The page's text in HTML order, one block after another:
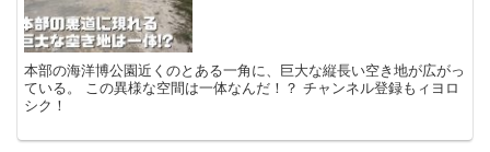
本部の海洋博公園近くのとある一角に、巨大な縦長い空き地が広がっ
ている。 この異様な空間は一体なんだ！？ チャンネル登録もィヨロ
シク！